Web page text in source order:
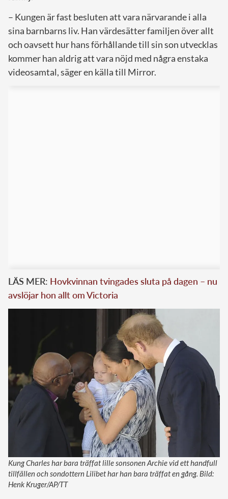
– Kungen är fast besluten att vara närvarande i alla
sina barnbarns liv. Han värdesätter familjen över allt
och oavsett hur hans förhållande till sin son utvecklas
kommer han aldrig att vara nöjd med några enstaka
videosamtal, säger en källa till Mirror.
LÄS MER: Hovkvinnan tvingades sluta på dagen – nu
avslöjar hon allt om Victoria
Kung Charles har bara träffat lille sonsonen Archie vid ett handfull
tillfällen och sondottern Lilibet har han bara träffat en gång. Bild:
Henk Kruger/AP/TT